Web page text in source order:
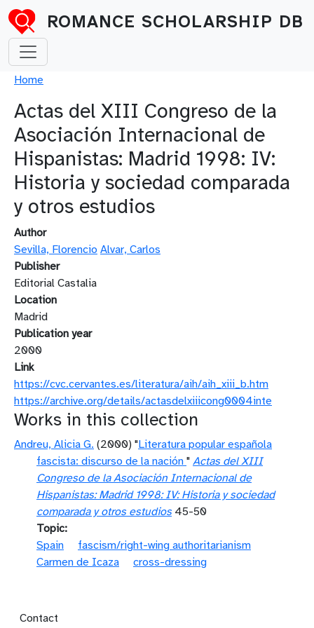
Skip to main content
ROMANCE SCHOLARSHIP DB
Breadcrumb
Home
Actas del XIII Congreso de la
Asociación Internacional de
Hispanistas: Madrid 1998: IV:
Historia y sociedad comparada
y otros estudios
Author
Sevilla, Florencio Alvar, Carlos
Publisher
Editorial Castalia
Location
Madrid
Publication year
2000
Link
https://cvc.cervantes.es/literatura/aih/aih_xiii_b.htm
https://archive.org/details/actasdelxiiicong0004inte
Works in this collection
Andreu, Alicia G. (2000) "Literatura popular española
fascista: discurso de la nación " Actas del XIII
Congreso de la Asociación Internacional de
Hispanistas: Madrid 1998: IV: Historia y sociedad
comparada y otros estudios45-50
Topic
Spain
fascism/right-wing authoritarianism
Carmen de Icaza
cross-dressing
Footer menu
Contact